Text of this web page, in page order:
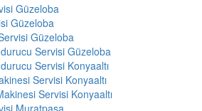
Güzeloba
Güzeloba
Güzeloba
Servisi Güzeloba
Servisi Konyaaltı
Servisi Konyaaltı
Servisi Konyaaltı
Muratpaşa